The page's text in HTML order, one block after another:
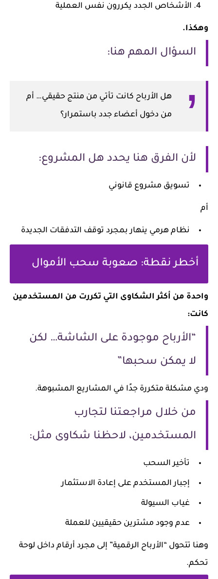
الأشخاص الجدد يكررون نفس العملية
وهكذا.
السؤال المهم هنا:
هل الأرباح كانت تأتي من منتج حقيقي… أم
من دخول أعضاء جدد باستمرار؟
لأن الفرق هنا يحدد هل المشروع:
تسويق مشروع قانوني
أم
نظام هرمي ينهار بمجرد توقف التدفقات الجديدة
أخطر نقطة: صعوبة سحب الأموال
واحدة من أكثر الشكاوى التي تكررت من المستخدمين
كانت:
“الأرباح موجودة على الشاشة… لكن
لا يمكن سحبها”
ودي مشكلة متكررة جدًا في المشاريع المشبوهة.
من خلال مراجعتنا لتجارب
المستخدمين، لاحظنا شكاوى مثل:
تأخير السحب
إجبار المستخدم على إعادة الاستثمار
غياب السيولة
عدم وجود مشترين حقيقيين للعملة
وهنا تتحول “الأرباح الرقمية” إلى مجرد أرقام داخل لوحة
تحكم.